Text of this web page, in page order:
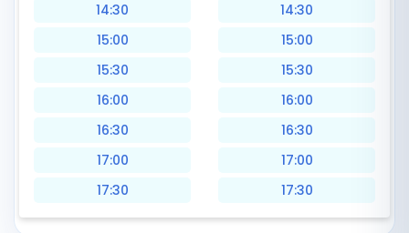
14:30
15:00
15:30
16:00
16:30
17:00
17:30
14:30
15:00
15:30
16:00
16:30
17:00
17:30